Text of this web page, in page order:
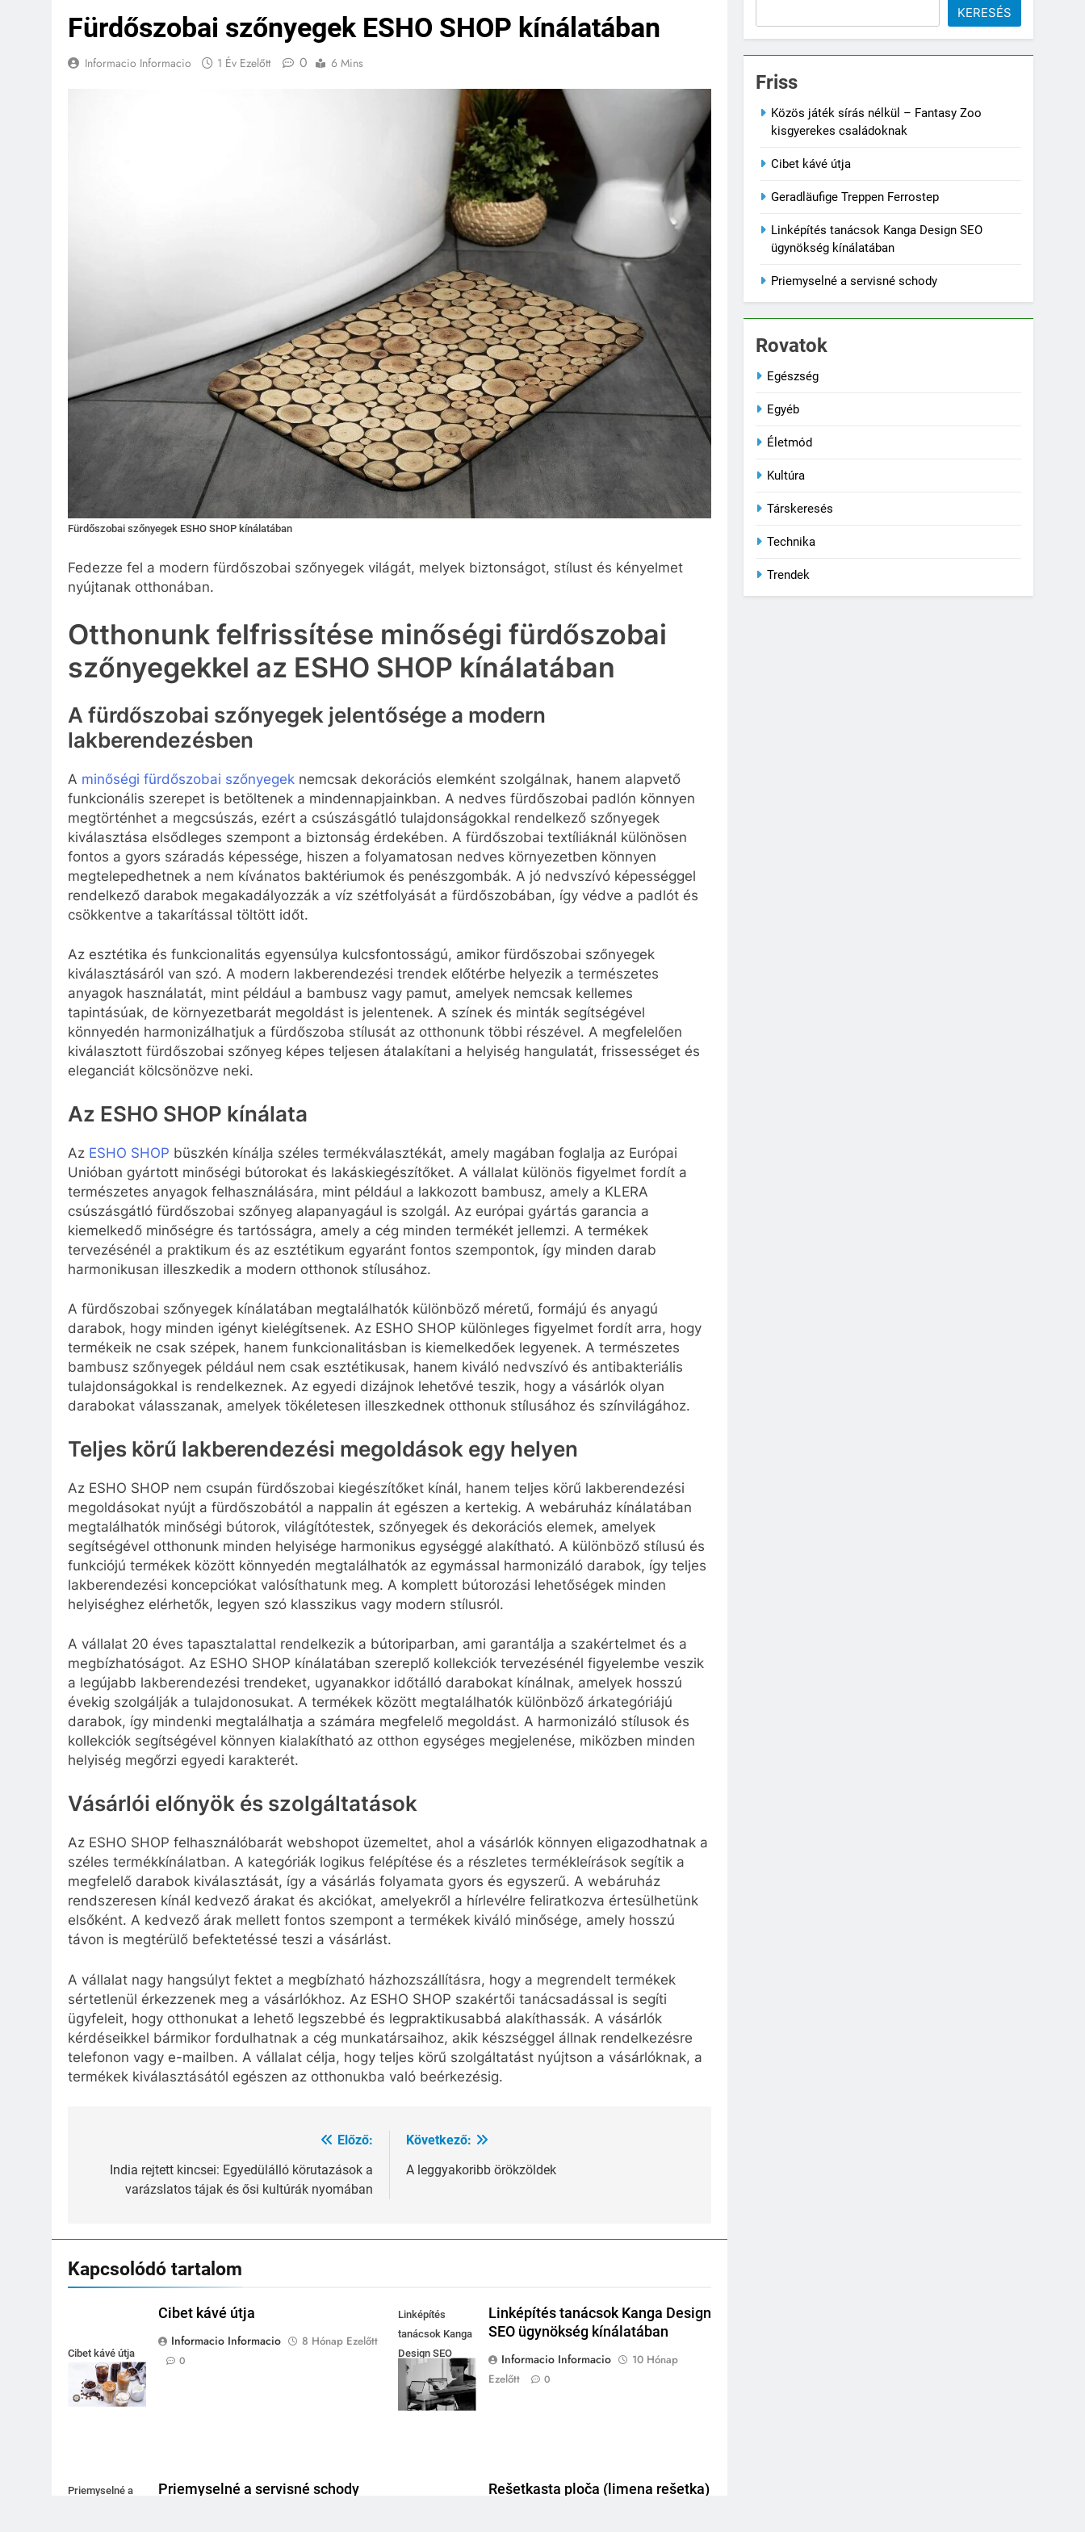
Fürdőszobai szőnyegek ESHO SHOP kínálatában
Informacio Informacio 1 Év Ezelőtt 0 6 Mins
Fürdőszobai szőnyegek ESHO SHOP kínálatában
Fedezze fel a modern fürdőszobai szőnyegek világát, melyek biztonságot, stílust és kényelmet
nyújtanak otthonában.
Otthonunk felfrissítése minőségi fürdőszobai
szőnyegekkel az ESHO SHOP kínálatában
A fürdőszobai szőnyegek jelentősége a modern
lakberendezésben
A minőségi fürdőszobai szőnyegek nemcsak dekorációs elemként szolgálnak, hanem alapvető
funkcionális szerepet is betöltenek a mindennapjainkban. A nedves fürdőszobai padlón könnyen
megtörténhet a megcsúszás, ezért a csúszásgátló tulajdonságokkal rendelkező szőnyegek
kiválasztása elsődleges szempont a biztonság érdekében. A fürdőszobai textíliáknál különösen
fontos a gyors száradás képessége, hiszen a folyamatosan nedves környezetben könnyen
megtelepedhetnek a nem kívánatos baktériumok és penészgombák. A jó nedvszívó képességgel
rendelkező darabok megakadályozzák a víz szétfolyását a fürdőszobában, így védve a padlót és
csökkentve a takarítással töltött időt.
Az esztétika és funkcionalitás egyensúlya kulcsfontosságú, amikor fürdőszobai szőnyegek
kiválasztásáról van szó. A modern lakberendezési trendek előtérbe helyezik a természetes
anyagok használatát, mint például a bambusz vagy pamut, amelyek nemcsak kellemes
tapintásúak, de környezetbarát megoldást is jelentenek. A színek és minták segítségével
könnyedén harmonizálhatjuk a fürdőszoba stílusát az otthonunk többi részével. A megfelelően
kiválasztott fürdőszobai szőnyeg képes teljesen átalakítani a helyiség hangulatát, frissességet és
eleganciát kölcsönözve neki.
Az ESHO SHOP kínálata
Az ESHO SHOP büszkén kínálja széles termékválasztékát, amely magában foglalja az Európai
Unióban gyártott minőségi bútorokat és lakáskiegészítőket. A vállalat különös figyelmet fordít a
természetes anyagok felhasználására, mint például a lakkozott bambusz, amely a KLERA
csúszásgátló fürdőszobai szőnyeg alapanyagául is szolgál. Az európai gyártás garancia a
kiemelkedő minőségre és tartósságra, amely a cég minden termékét jellemzi. A termékek
tervezésénél a praktikum és az esztétikum egyaránt fontos szempontok, így minden darab
harmonikusan illeszkedik a modern otthonok stílusához.
A fürdőszobai szőnyegek kínálatában megtalálhatók különböző méretű, formájú és anyagú
darabok, hogy minden igényt kielégítsenek. Az ESHO SHOP különleges figyelmet fordít arra, hogy
termékeik ne csak szépek, hanem funkcionalitásban is kiemelkedőek legyenek. A természetes
bambusz szőnyegek például nem csak esztétikusak, hanem kiváló nedvszívó és antibakteriális
tulajdonságokkal is rendelkeznek. Az egyedi dizájnok lehetővé teszik, hogy a vásárlók olyan
darabokat válasszanak, amelyek tökéletesen illeszkednek otthonuk stílusához és színvilágához.
Teljes körű lakberendezési megoldások egy helyen
Az ESHO SHOP nem csupán fürdőszobai kiegészítőket kínál, hanem teljes körű lakberendezési
megoldásokat nyújt a fürdőszobától a nappalin át egészen a kertekig. A webáruház kínálatában
megtalálhatók minőségi bútorok, világítótestek, szőnyegek és dekorációs elemek, amelyek
segítségével otthonunk minden helyisége harmonikus egységgé alakítható. A különböző stílusú és
funkciójú termékek között könnyedén megtalálhatók az egymással harmonizáló darabok, így teljes
lakberendezési koncepciókat valósíthatunk meg. A komplett bútorozási lehetőségek minden
helyiséghez elérhetők, legyen szó klasszikus vagy modern stílusról.
A vállalat 20 éves tapasztalattal rendelkezik a bútoriparban, ami garantálja a szakértelmet és a
megbízhatóságot. Az ESHO SHOP kínálatában szereplő kollekciók tervezésénél figyelembe veszik
a legújabb lakberendezési trendeket, ugyanakkor időtálló darabokat kínálnak, amelyek hosszú
évekig szolgálják a tulajdonosukat. A termékek között megtalálhatók különböző árkategóriájú
darabok, így mindenki megtalálhatja a számára megfelelő megoldást. A harmonizáló stílusok és
kollekciók segítségével könnyen kialakítható az otthon egységes megjelenése, miközben minden
helyiség megőrzi egyedi karakterét.
Vásárlói előnyök és szolgáltatások
Az ESHO SHOP felhasználóbarát webshopot üzemeltet, ahol a vásárlók könnyen eligazodhatnak a
széles termékkínálatban. A kategóriák logikus felépítése és a részletes termékleírások segítik a
megfelelő darabok kiválasztását, így a vásárlás folyamata gyors és egyszerű. A webáruház
rendszeresen kínál kedvező árakat és akciókat, amelyekről a hírlevélre feliratkozva értesülhetünk
elsőként. A kedvező árak mellett fontos szempont a termékek kiváló minősége, amely hosszú
távon is megtérülő befektetéssé teszi a vásárlást.
A vállalat nagy hangsúlyt fektet a megbízható házhozszállításra, hogy a megrendelt termékek
sértetlenül érkezzenek meg a vásárlókhoz. Az ESHO SHOP szakértői tanácsadással is segíti
ügyfeleit, hogy otthonukat a lehető legszebbé és legpraktikusabbá alakíthassák. A vásárlók
kérdéseikkel bármikor fordulhatnak a cég munkatársaihoz, akik készséggel állnak rendelkezésre
telefonon vagy e-mailben. A vállalat célja, hogy teljes körű szolgáltatást nyújtson a vásárlóknak, a
termékek kiválasztásától egészen az otthonukba való beérkezésig.
navigáció
Előző:
India rejtett kincsei: Egyedülálló körutazások a
varázslatos tájak és ősi kultúrák nyomában
Következő:
A leggyakoribb örökzöldek
Kapcsolódó tartalom
Cibet kávé útja
Cibet kávé útja
Informacio Informacio
8 Hónap Ezelőtt
0
Linképítés
tanácsok Kanga
Design SEO
ügynökség
kínálatában
Linképítés tanácsok Kanga Design
SEO ügynökség kínálatában
Informacio Informacio
10 Hónap
Ezelőtt
0
Priemyselné a
Priemyselné a servisné schody
Rešetkasta ploča (limena rešetka)
KERESÉS
Friss
Közös játék sírás nélkül – Fantasy Zoo
kisgyerekes családoknak
Cibet kávé útja
Geradläufige Treppen Ferrostep
Linképítés tanácsok Kanga Design SEO
ügynökség kínálatában
Priemyselné a servisné schody
Rovatok
Egészség
Egyéb
Életmód
Kultúra
Társkeresés
Technika
Trendek